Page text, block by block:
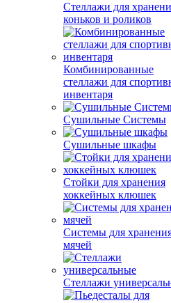
Стеллажи для
коньков и роликов
Комбинированные
стеллажи для
инвентаря
Сушильные Системы
Сушильные шкафы
Стойки для хранения
хоккейных клюшек
Системы для
мячей
Стеллажи